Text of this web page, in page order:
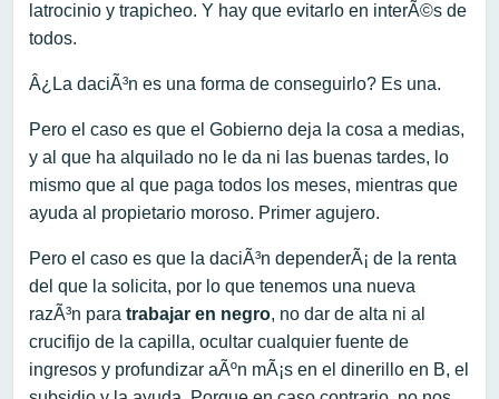
latrocinio y trapicheo. Y hay que evitarlo en interÃ©s de
todos.
Â¿La daciÃ³n es una forma de conseguirlo? Es una.
Pero el caso es que el Gobierno deja la cosa a medias,
y al que ha alquilado no le da ni las buenas tardes, lo
mismo que al que paga todos los meses, mientras que
ayuda al propietario moroso. Primer agujero.
Pero el caso es que la daciÃ³n dependerÃ¡ de la renta
del que la solicita, por lo que tenemos una nueva
razÃ³n para trabajar en negro, no dar de alta ni al
crucifijo de la capilla, ocultar cualquier fuente de
ingresos y profundizar aÃºn mÃ¡s en el dinerillo en B, el